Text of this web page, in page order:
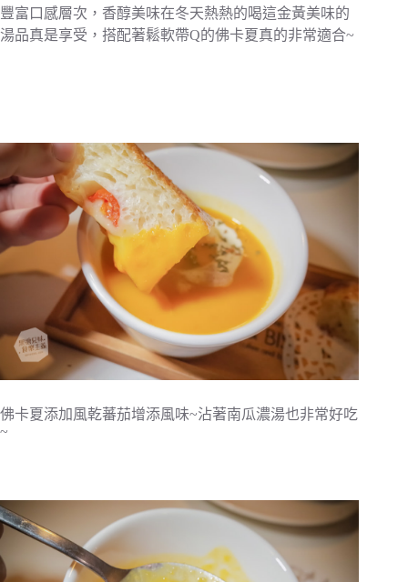
豐富口感層次，香醇美味在冬天熱熱的喝這金黃美味的
湯品真是享受，搭配著鬆軟帶Q的佛卡夏真的非常適合~
佛卡夏添加風乾蕃茄增添風味~沾著南瓜濃湯也非常好吃
~